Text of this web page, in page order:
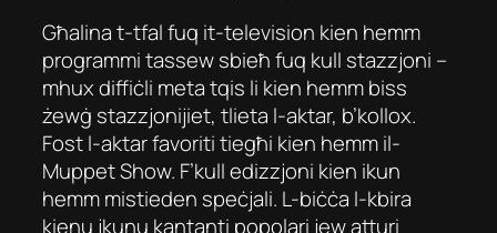
Għalina t-tfal fuq it-television kien hemm
programmi tassew sbieħ fuq kull stazzjoni –
mhux diffiċli meta tqis li kien hemm biss
żewġ stazzjonijiet, tlieta l-aktar, b’kollox.
Fost l-aktar favoriti tiegħi kien hemm il-
Muppet Show. F’kull edizzjoni kien ikun
hemm mistieden speċjali. L-biċċa l-kbira
kienu jkunu kantanti popolari jew atturi